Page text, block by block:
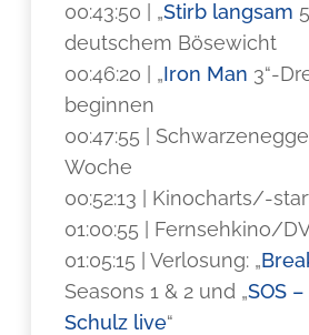
00:43:50 | „Stirb langsam
deutschem Bösewicht
00:46:20 | „Iron Man 3“-
beginnen
00:47:55 |
Woche
00:52:13 | Kinocharts/-
01:00:55 | Fernsehkino/
01:05:15 | Verlosung: „
Seasons 1 & 2 und „SOS
Schulz live“